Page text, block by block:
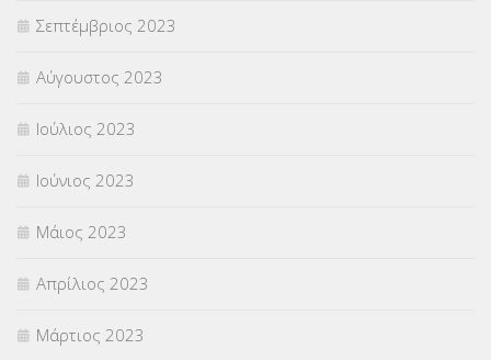
Σεπτέμβριος 2023
Αύγουστος 2023
Ιούλιος 2023
Ιούνιος 2023
Μάιος 2023
Απρίλιος 2023
Μάρτιος 2023